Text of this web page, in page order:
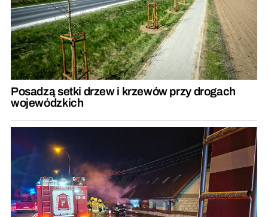
Posadzą setki drzew i krzewów przy drogach
wojewódzkich